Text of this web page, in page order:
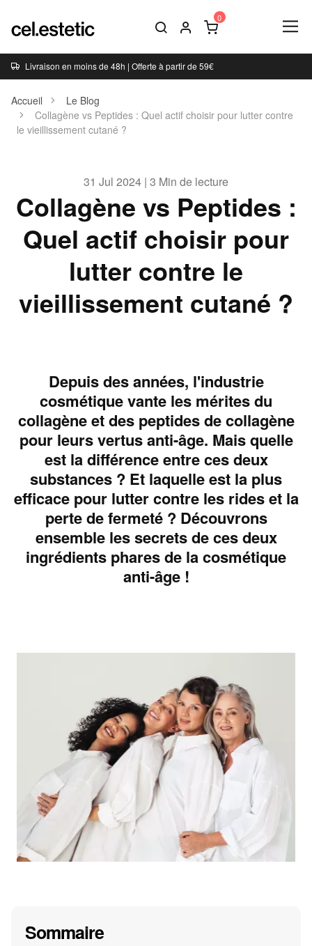
Livraison en moins de 48h | Offerte à partir de 59€
Accueil
Le Blog
Collagène vs Peptides : Quel actif choisir pour lutter contre
le vieillissement cutané ?
31 Jul 2024 | 3 Min de lecture
Collagène vs Peptides :
Quel actif choisir pour
lutter contre le
vieillissement cutané ?
Depuis des années, l'industrie
cosmétique vante les mérites du
collagène et des peptides de collagène
pour leurs vertus anti-âge. Mais quelle
est la différence entre ces deux
substances ? Et laquelle est la plus
efficace pour lutter contre les rides et la
perte de fermeté ? Découvrons
ensemble les secrets de ces deux
ingrédients phares de la cosmétique
anti-âge !
Sommaire